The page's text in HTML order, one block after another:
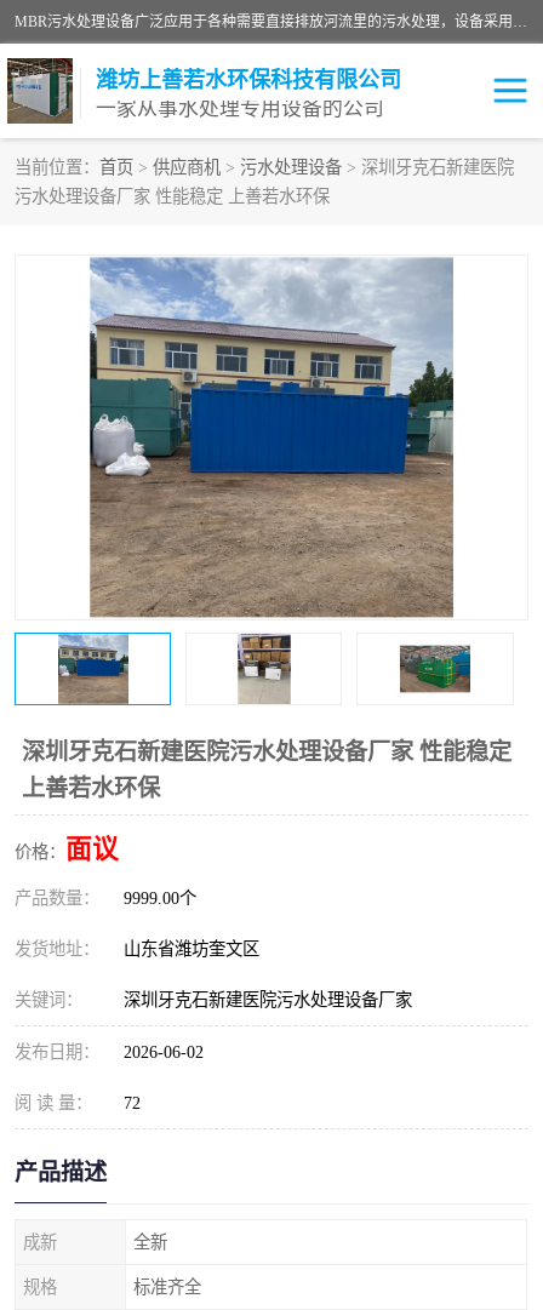
MBR污水处理设备广泛应用于各种需要直接排放河流里的污水处理，设备采用膜生物反应器（Membrane Bioreactor,简称MBR〕技术，取代了传统工艺中的二沉池，它可以*地进行固液分离，得到直接使用的稳定中水，又可在生物池内维持高浓度的微生物量，工艺剩余污泥少，极有效地去除氨氮，出水悬浮物和浊度接近于零，出水中细菌和病毒被大幅度去除，能耗低，占地面积小。
潍坊上善若水环保科技有限公司
一家从事水处理专用设备的公司
当前位置： 首页 > 供应商机 > 污水处理设备 > 深圳牙克石新建医院
污水处理设备厂家 性能稳定 上善若水环保
深圳牙克石新建医院污水处理设备厂家 性能稳定
上善若水环保
价格： 面议
产品数量： 9999.00个
发货地址： 山东省潍坊奎文区
关键词： 深圳牙克石新建医院污水处理设备厂家
发布日期： 2026-06-02
阅 读 量： 72
产品描述
成新 全新
规格 标准齐全
污水处理设备 医院污水处理设备
生活污水处理设备 油墨污水处理设备
洗涤污水处理设备 实验室污水处理设备
诊所门诊污水处理设备 臭氧消毒设备
养殖污水处理设备 屠宰污水处理设备
一体化污水处理设备 食品制造业污水处理设备
医院辐射污水衰变池